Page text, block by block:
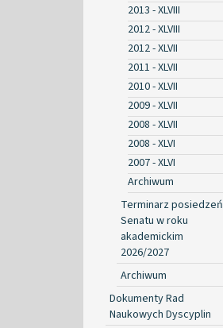
2013 - XLVIII
2012 - XLVIII
2012 - XLVII
2011 - XLVII
2010 - XLVII
2009 - XLVII
2008 - XLVII
2008 - XLVI
2007 - XLVI
Archiwum
Terminarz posiedzeń
Senatu w roku
akademickim
2026/2027
Archiwum
Dokumenty Rad
Naukowych Dyscyplin